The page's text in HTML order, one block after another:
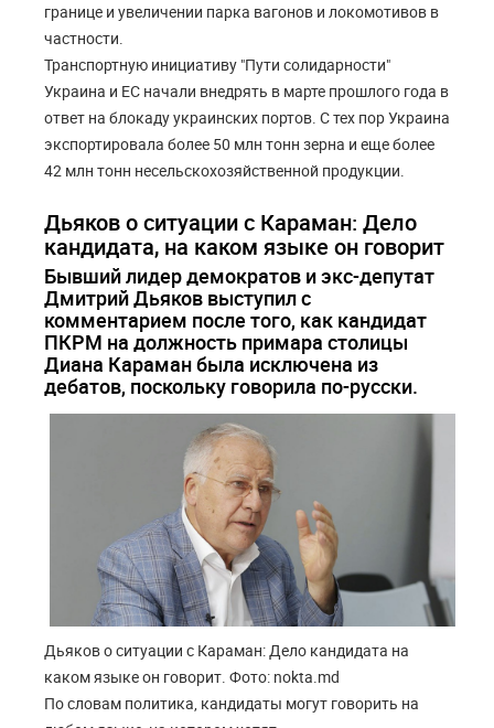
границе и увеличении парка вагонов и локомотивов в
частности.
Транспортную инициативу "Пути солидарности"
Украина и ЕС начали внедрять в марте прошлого года в
ответ на блокаду украинских портов. С тех пор Украина
экспортировала более 50 млн тонн зерна и еще более
42 млн тонн несельскохозяйственной продукции.
Дьяков о ситуации с Караман: Дело
кандидата, на каком языке он говорит
Бывший лидер демократов и экс-депутат
Дмитрий Дьяков выступил с
комментарием после того, как кандидат
ПКРМ на должность примара столицы
Диана Караман была исключена из
дебатов, поскольку говорила по-русски.
Дьяков о ситуации с Караман: Дело кандидата на
каком языке он говорит. Фото: nokta.md
По словам политика, кандидаты могут говорить на